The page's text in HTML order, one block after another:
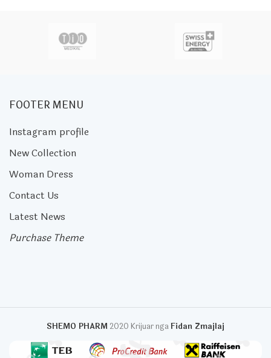
FOOTER MENU
Instagram profile
New Collection
Woman Dress
Contact Us
Latest News
Purchase Theme
SHEMO PHARM 2020 Krijuar ngaFidan Zmajlaj